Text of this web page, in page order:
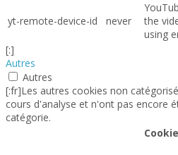
yt-remote-device-id never
the
using
[:]
Autres
Autres
[:fr]Les autres cookies non
cours d'analyse et n'ont pas encore
catégorie.
Cookie